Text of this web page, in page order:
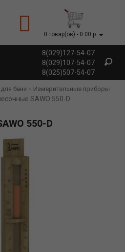
0 товар(ов) - 0.00 р.
8(029)127-54-07
8(029)107-54-07
8(025)507-54-07
бани
Измерительные приборы
SAWO 550-D
550-D